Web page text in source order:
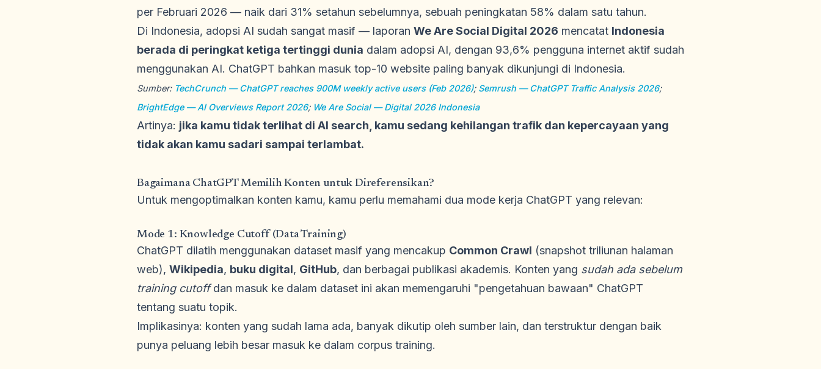
per Februari 2026 — naik dari 31% setahun sebelumnya, sebuah peningkatan 58% dalam satu tahun.
Di Indonesia, adopsi AI sudah sangat masif — laporan We Are Social Digital 2026 mencatat Indonesia
berada di peringkat ketiga tertinggi dunia dalam adopsi AI, dengan 93,6% pengguna internet aktif sudah
menggunakan AI. ChatGPT bahkan masuk top-10 website paling banyak dikunjungi di Indonesia.
Sumber: TechCrunch — ChatGPT reaches 900M weekly active users (Feb 2026); Semrush — ChatGPT Traffic Analysis 2026;
BrightEdge — AI Overviews Report 2026; We Are Social — Digital 2026 Indonesia
Artinya: jika kamu tidak terlihat di AI search, kamu sedang kehilangan trafik dan kepercayaan yang
tidak akan kamu sadari sampai terlambat.
Bagaimana ChatGPT Memilih Konten untuk Direferensikan?
Untuk mengoptimalkan konten kamu, kamu perlu memahami dua mode kerja ChatGPT yang relevan:
Mode 1: Knowledge Cutoff (Data Training)
ChatGPT dilatih menggunakan dataset masif yang mencakup Common Crawl (snapshot triliunan halaman
web), Wikipedia, buku digital, GitHub, dan berbagai publikasi akademis. Konten yang sudah ada sebelum
training cutoffdan masuk ke dalam dataset ini akan memengaruhi "pengetahuan bawaan" ChatGPT
tentang suatu topik.
Implikasinya: konten yang sudah lama ada, banyak dikutip oleh sumber lain, dan terstruktur dengan baik
punya peluang lebih besar masuk ke dalam corpus training.